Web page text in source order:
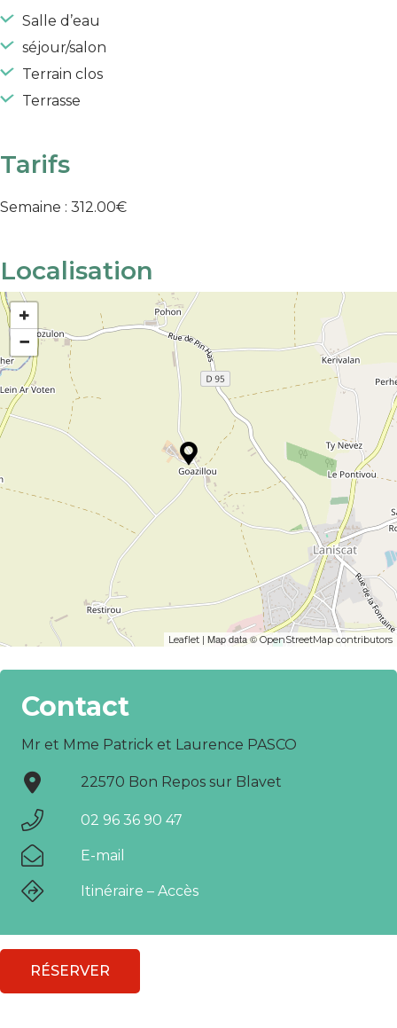
Salle d’eau
séjour/salon
Terrain clos
Terrasse
Tarifs
Semaine : 312.00€
Localisation
+
−
Leaflet | Map data ©OpenStreetMap contributors
Contact
Mr et Mme Patrick et Laurence PASCO
22570 Bon Repos sur Blavet
02 96 36 90 47
E-mail
Itinéraire – Accès
RÉSERVER